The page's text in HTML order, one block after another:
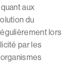
aux
du
lors
par les